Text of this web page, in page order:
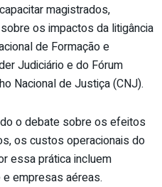
magistrados,
os impactos da litigância
de Formação e
Judiciário e do Fórum
Nacional de Justiça (CNJ).
o debate sobre os efeitos
os custos operacionais do
essa prática incluem
empresas aéreas.